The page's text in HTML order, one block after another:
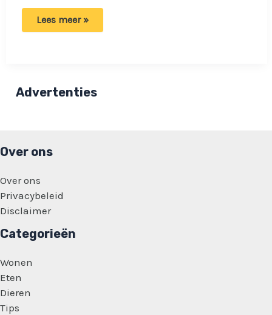
Grootste
uitgekomen:
‘Het
Lees meer »
Advertenties
Over ons
Over ons
Privacybeleid
Disclaimer
Categorieën
Wonen
Eten
Dieren
Tips